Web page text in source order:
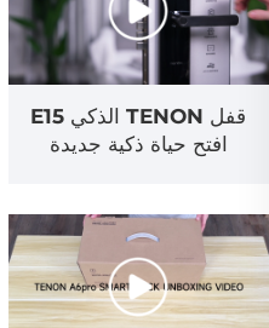
قفل TENON الذكي E15
افتح حياة ذكية جديدة